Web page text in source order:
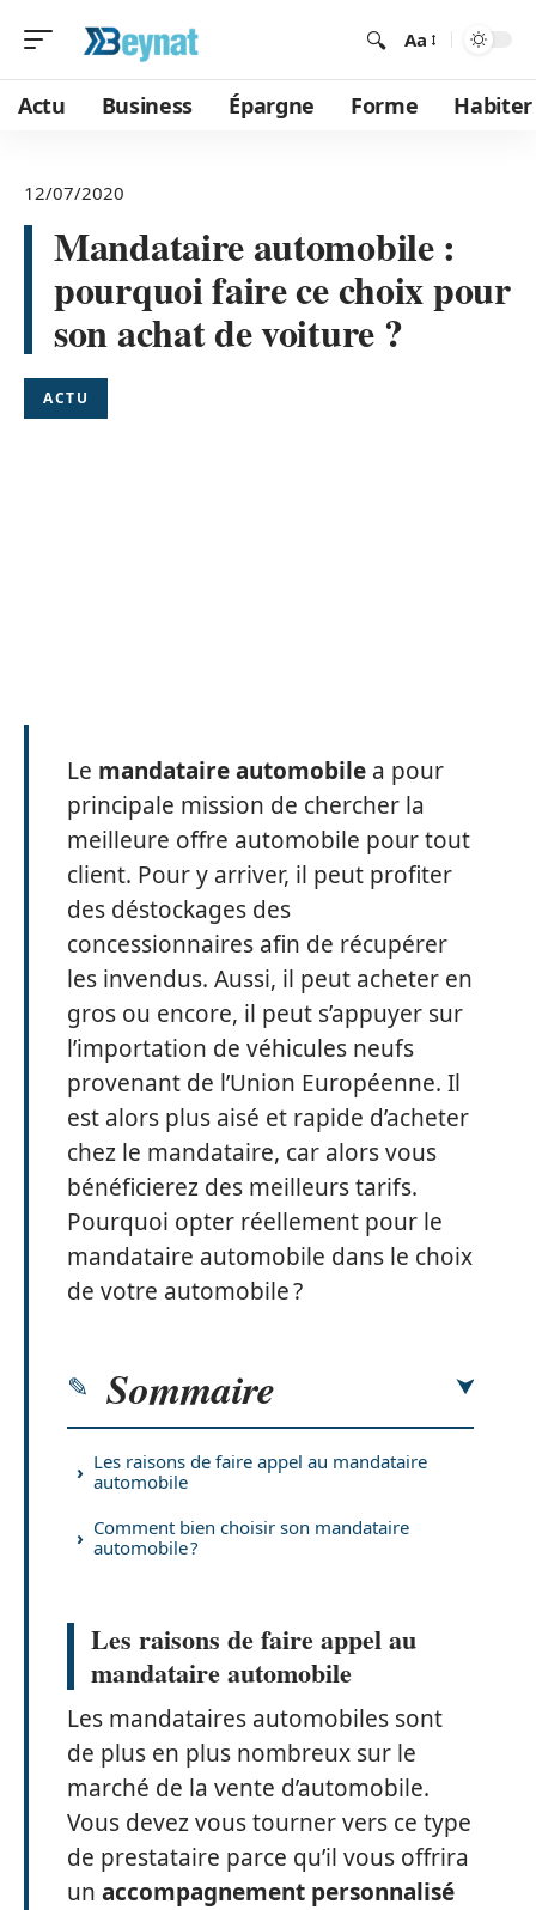
Aa
Actu Business Épargne Forme Habiter
12/07/2020
Mandataire automobile :
pourquoi faire ce choix pour
son achat de voiture ?
ACTU
Le mandataire automobile a pour
principale mission de chercher la
meilleure offre automobile pour tout
client. Pour y arriver, il peut profiter
des déstockages des
concessionnaires afin de récupérer
les invendus. Aussi, il peut acheter en
gros ou encore, il peut s’appuyer sur
l’importation de véhicules neufs
provenant de l’Union Européenne. Il
est alors plus aisé et rapide d’acheter
chez le mandataire, car alors vous
bénéficierez des meilleurs tarifs.
Pourquoi opter réellement pour le
mandataire automobile dans le choix
de votre automobile ?
Sommaire
Les raisons de faire appel au mandataire
automobile
Comment bien choisir son mandataire
automobile ?
Les raisons de faire appel au
mandataire automobile
Les mandataires automobiles sont
de plus en plus nombreux sur le
marché de la vente d’automobile.
Vous devez vous tourner vers ce type
de prestataire parce qu’il vous offrira
un accompagnement personnalisé